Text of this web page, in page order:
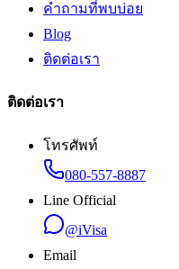
คำถามที่พบบ่อย
Blog
ติดต่อเรา
ติดต่อเรา
โทรศัพท์
080-557-8887
Line Official
@iVisa
Email